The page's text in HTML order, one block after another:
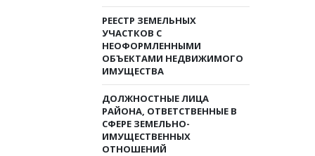
РЕЕСТР ЗЕМЕЛЬНЫХ
УЧАСТКОВ С
НЕОФОРМЛЕННЫМИ
ОБЪЕКТАМИ НЕДВИЖИМОГО
ИМУЩЕСТВА
ДОЛЖНОСТНЫЕ ЛИЦА
РАЙОНА, ОТВЕТСТВЕННЫЕ В
СФЕРЕ ЗЕМЕЛЬНО-
ИМУЩЕСТВЕННЫХ
ОТНОШЕНИЙ